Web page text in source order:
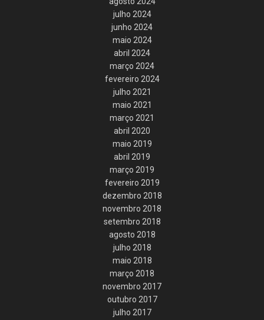
julho 2024
junho 2024
maio 2024
abril 2024
março 2024
fevereiro 2024
julho 2021
maio 2021
março 2021
abril 2020
maio 2019
abril 2019
março 2019
fevereiro 2019
dezembro 2018
novembro 2018
setembro 2018
agosto 2018
julho 2018
maio 2018
março 2018
novembro 2017
outubro 2017
julho 2017